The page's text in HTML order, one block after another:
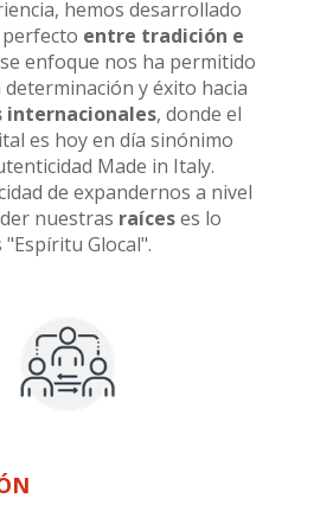
hemos desarrollado
perfecto entre tradición e
enfoque nos ha permitido
y éxito hacia
internacionales, donde el
es hoy en día sinónimo
Made in Italy.
de expandernos a nivel
nuestras raíceses lo
Glocal".